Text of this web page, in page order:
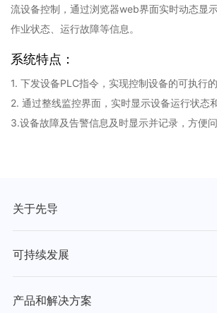
流设备控制，通过浏览器web界面实时动态显
作业状态、运行故障等信息。
系统特点：
1. 下发设备PLC指令，实现控制设备的可执行
2. 通过整线监控界面，实时显示设备运行状态
3.设备故障及告警信息及时显示并记录，方便
关于先导
可持续发展
产品和解决方案